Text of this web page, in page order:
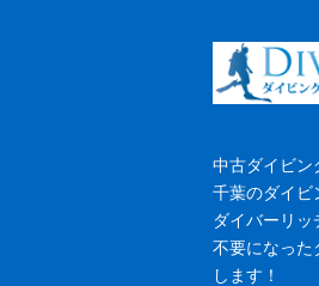
中古ダイビン
千葉のダイビ
ダイバーリ
不要になった
します！